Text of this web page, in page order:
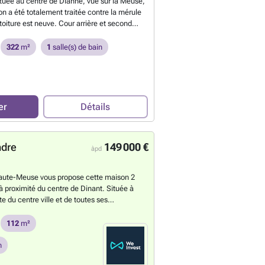
a été totalement traitée contre la mérule
est neuve. Cour arrière et second
322 m² 1 salle(s) de bain
Détails
àpd 149 000 €
Meuse vous propose cette maison 2
proximité du centre de Dinant. Située à
du centre ville et de toutes ses
Le rez-de-chaussée se compose
d’un salon, d’une salle à manger, d’une
ainsi que d’un accès direct vers la
Au premier étage, vous trouverez deux
112 m²